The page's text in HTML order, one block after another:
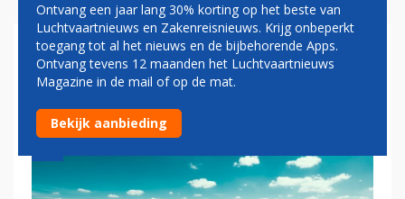
DODEN EN GEWONDEN BIJ
VLIEGTUIGCRASH SÃO PAULO
Ontvang een jaar lang 30% korting op het beste van
Luchtvaartnieuws en Zakenreisnieuws. Krijg onbeperkt
toegang tot al het nieuws en de bijbehorende Apps.
Ontvang tevens 12 maanden het Luchtvaartnieuws
Magazine in de mail of op de mat.
Bekijk aanbieding